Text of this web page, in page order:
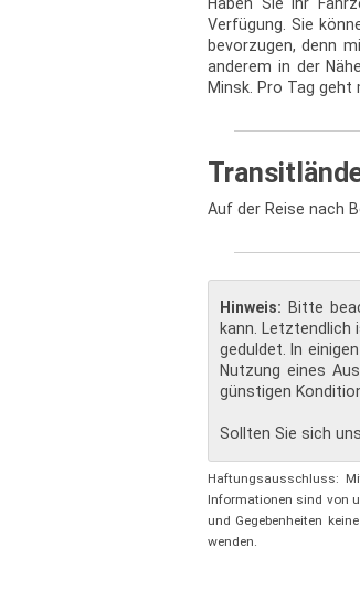
Verfügung. Sie
bevorzugen, denn
anderem in der
Minsk. Pro Tag geht
Auf der Reise nach
Hinweis: Bitte
kann. Letztendlich
geduldet. In
Nutzung eines
günstigen
Sollten Sie sich
Haftungsausschluss:
Informationen sind von
und Gegebenheiten
wenden.